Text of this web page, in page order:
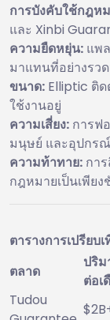
การบังคับใช้กฎห
และ Xinbi
ความยืดหยุ่น: แพ
มาแทนที่อย่างรวด
ขนาด: Elliptic ติ
ใช้งานอยู่
ความเสี่ยง: การฟ
มนุษย์ และอุปกร
ความท้าทาย: กา
กฎหมายเป็นเพีย
ตารางการเปรียบ
ตลาด
ปริ
ต่อเ
Tudou